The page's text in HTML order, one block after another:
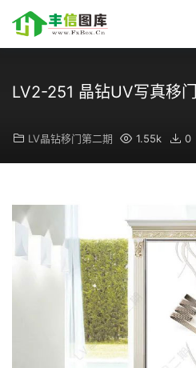
LV2-251 晶钻UV写真移门
LV晶钻移门第二期 1.55k 0